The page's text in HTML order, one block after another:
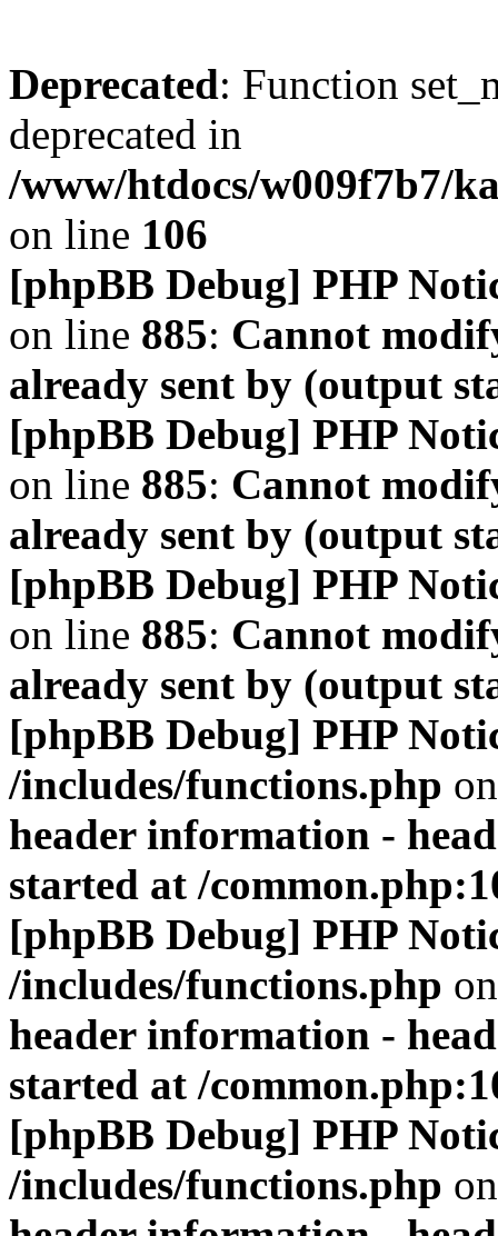
Deprecated: Function
deprecated in
/www/htdocs/w009f7b7/
on line 106
[phpBB Debug] PHP
on line 885: Cannot
already sent by (output
[phpBB Debug] PHP
on line 885: Cannot
already sent by (output
[phpBB Debug] PHP
on line 885: Cannot
already sent by (output
[phpBB Debug] PHP
/includes/functions.php
header information -
started at /
[phpBB Debug] PHP
/includes/functions.php
header information -
started at /
[phpBB Debug] PHP
/includes/functions.php